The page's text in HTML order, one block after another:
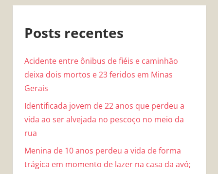
Posts recentes
Acidente entre ônibus de fiéis e caminhão
deixa dois mortos e 23 feridos em Minas
Gerais
Identificada jovem de 22 anos que perdeu a
vida ao ser alvejada no pescoço no meio da
rua
Menina de 10 anos perdeu a vida de forma
trágica em momento de lazer na casa da avó;